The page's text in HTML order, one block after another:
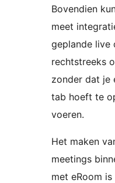
Bovendien
meet
geplande live
rechtstreeks
zonder dat je
tab hoeft te
voeren.
Het maken
meetings
met eRoom